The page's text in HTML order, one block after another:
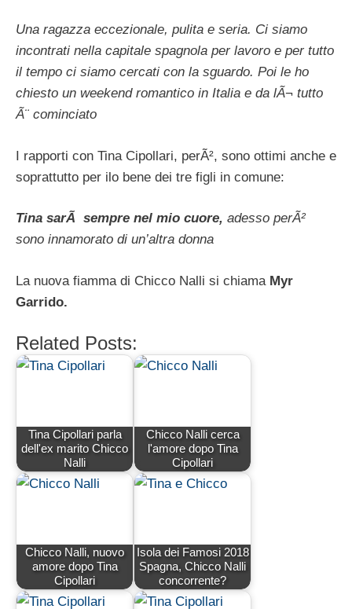
Una ragazza eccezionale, pulita e seria. Ci siamo
incontrati nella capitale spagnola per lavoro e per tutto
il tempo ci siamo cercati con la sguardo. Poi le ho
chiesto un weekend romantico in Italia e da lÃ¬ tutto
Ã¨ cominciato
I rapporti con Tina Cipollari, perÃ², sono ottimi anche e
soprattutto per ilo bene dei tre figli in comune:
Tina sarÃ sempre nel mio cuore, adesso perÃ²
sono innamorato di un’altra donna
La nuova fiamma di Chicco Nalli si chiama Myr
Garrido.
Related Posts:
Tina Cipollari parla
dell'ex marito Chicco
Nalli
Chicco Nalli cerca
l'amore dopo Tina
Cipollari
Chicco Nalli, nuovo
amore dopo Tina
Cipollari
Isola dei Famosi 2018
Spagna, Chicco Nalli
concorrente?